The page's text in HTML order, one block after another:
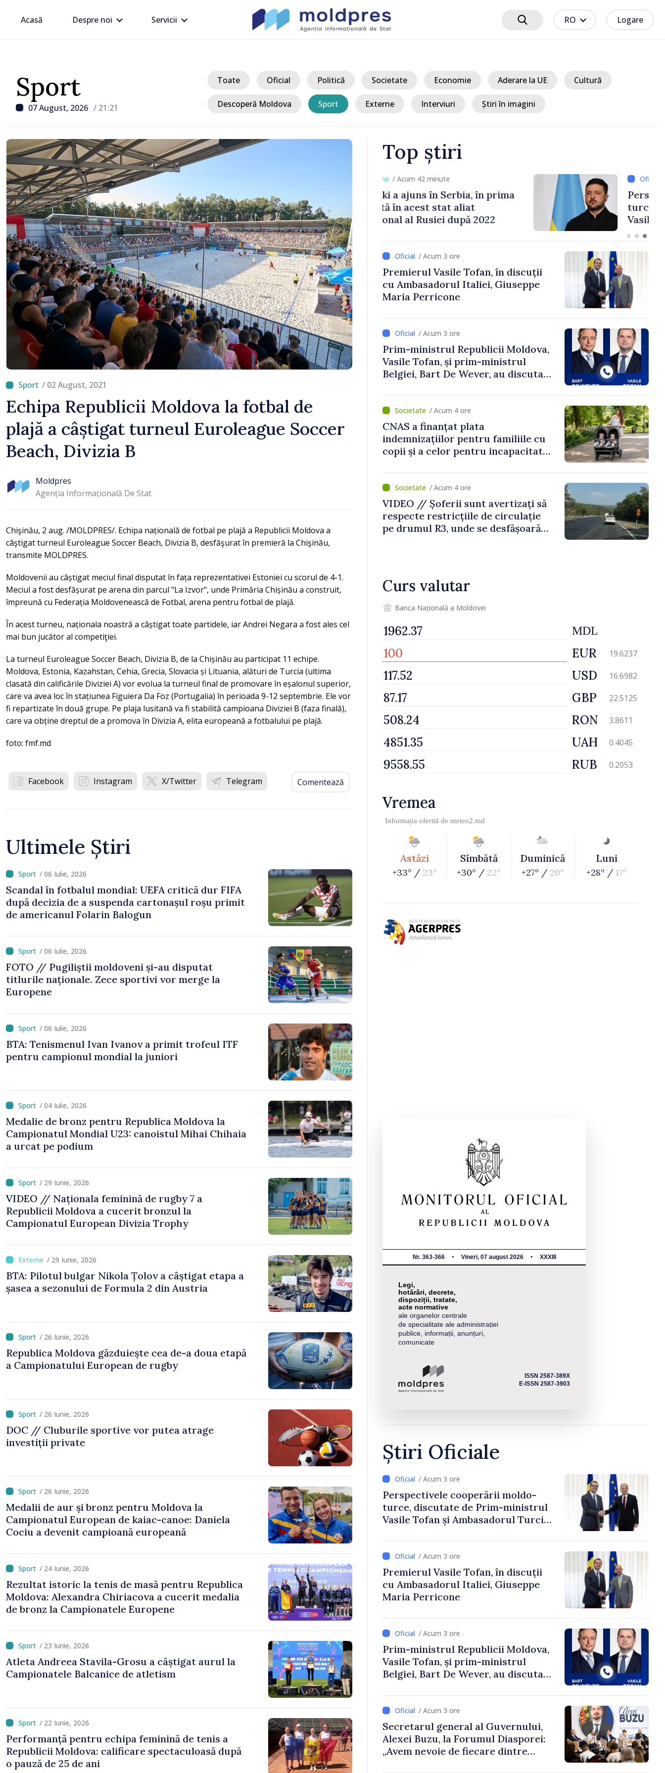
Acasă Despre noi Servicii RO Logare
Sport
07 August, 2026 / 21:21
Toate Oficial Politică Societate Economie Aderare la UE Cultură
Descoperă Moldova Sport Externe Interviuri Știri în imagini
/ 02 August, 2021
Echipa Republicii Moldova la fotbal de
plajă a câștigat turneul Euroleague Soccer
Beach, Divizia B
Moldpres
Agenția Informațională De Stat
Chişinău, 2 aug. /MOLDPRES/. Echipa națională de fotbal pe plajă a Republicii Moldova a
câştigat turneul Euroleague Soccer Beach, Divizia B, desfăşurat în premieră la Chişinău,
transmite MOLDPRES.
Moldovenii au câștigat meciul final disputat în fața reprezentativei Estoniei cu scorul de 4-1.
Meciul a fost desfășurat pe arena din parcul "La Izvor", unde Primăria Chișinău a construit,
împreună cu Federația Moldovenească de Fotbal, arena pentru fotbal de plajă.
În acest turneu, naționala noastră a câștigat toate partidele, iar Andrei Negara a fost ales cel
mai bun jucător al competiţiei.
La turneul Euroleague Soccer Beach, Divizia B, de la Chișinău au participat 11 echipe.
Moldova, Estonia, Kazahstan, Cehia, Grecia, Slovacia și Lituania, alături de Turcia (ultima
clasată din calificările Diviziei A) vor evolua la turneul final de promovare în eșalonul superior,
care va avea loc în stațiunea Figuiera Da Foz (Portugalia) în perioada 9-12 septembrie. Ele vor
fi repartizate în două grupe. Pe plaja lusitană va fi stabilită campioana Diviziei B (faza finală),
care va obține dreptul de a promova în Divizia A, elita europeană a fotbalului pe plajă.
foto: fmf.md
Facebook Instagram X/Twitter Telegram Comentează
Ultimele Știri
/ 06 Iulie, 2026
Scandal în fotbalul mondial: UEFA critică dur FIFA
după decizia de a suspenda cartonașul roșu primit
de americanul Folarin Balogun
/ 06 Iulie, 2026
FOTO // Pugiliștii moldoveni și-au disputat
titlurile naționale. Zece sportivi vor merge la
Europene
/ 06 Iulie, 2026
BTA: Tenismenul Ivan Ivanov a primit trofeul ITF
pentru campionul mondial la juniori
/ 04 Iulie, 2026
Medalie de bronz pentru Republica Moldova la
Campionatul Mondial U23: canoistul Mihai Chihaia
a urcat pe podium
/ 29 Iunie, 2026
VIDEO // Naționala feminină de rugby 7 a
Republicii Moldova a cucerit bronzul la
Campionatul European Divizia Trophy
/ 29 Iunie, 2026
BTA: Pilotul bulgar Nikola Țolov a câștigat etapa a
șasea a sezonului de Formula 2 din Austria
/ 26 Iunie, 2026
Republica Moldova găzduiește cea de-a doua etapă
a Campionatului European de rugby
/ 26 Iunie, 2026
DOC // Cluburile sportive vor putea atrage
investiții private
/ 26 Iunie, 2026
Medalii de aur și bronz pentru Moldova la
Campionatul European de kaiac-canoe: Daniela
Cociu a devenit campioană europeană
/ 24 Iunie, 2026
Rezultat istoric la tenis de masă pentru Republica
Moldova: Alexandra Chiriacova a cucerit medalia
de bronz la Campionatele Europene
/ 23 Iunie, 2026
Atleta Andreea Stavila-Grosu a câștigat aurul la
Campionatele Balcanice de atletism
/ 22 Iunie, 2026
Performanță pentru echipa feminină de tenis a
Republicii Moldova: calificare spectaculoasă după
o pauză de 25 de ani
Top știri
/ Acum 42 minute
Zelenski a ajuns în Serbia, în prima
sa vizită în acest stat aliat
tradițional al Rusiei după 2022
/ Acum 3 ore
Perspectivele cooperării moldo-
turce, discutate de Prim-ministrul
Vasile Tofan și Ambasadorul Turciei,
/ Acum 3 ore
Premierul Vasile Tofan, în discuții
cu Ambasadorul Italiei, Giuseppe
Maria Perricone
/ Acum 3 ore
Prim-ministrul Republicii Moldova,
Vasile Tofan, și prim-ministrul
Belgiei, Bart De Wever, au discutat
/ Acum 4 ore
CNAS a finanțat plata
indemnizațiilor pentru familiile cu
copii și a celor pentru incapacitate
/ Acum 4 ore
VIDEO // Șoferii sunt avertizați să
respecte restricțiile de circulație
pe drumul R3, unde se desfășoară
Curs valutar
Banca Națională a Moldovei
MDL
EUR 19.6237
USD 16.6982
GBP 22.5125
RON 3.8611
UAH 0.4045
RUB 0.2053
Vremea
Informația oferită de meteo2.md
Astăzi
+33° / 23°
Sîmbătă
+30° / 22°
Duminică
+27° / 20°
Luni
+28° / 17°
Nr. 363-366 Vineri, 07 august 2026 XXXIII
Legi,
hotărâri, decrete,
dispoziții, tratate,
acte normative
ale organelor centrale
de specialitate ale administrației
publice, informații, anunțuri,
comunicate
ISSN 2587-389X
E-ISSN 2587-3903
Știri Oficiale
/ Acum 3 ore
Perspectivele cooperării moldo-
turce, discutate de Prim-ministrul
Vasile Tofan și Ambasadorul Turciei,
/ Acum 3 ore
Premierul Vasile Tofan, în discuții
cu Ambasadorul Italiei, Giuseppe
Maria Perricone
/ Acum 3 ore
Prim-ministrul Republicii Moldova,
Vasile Tofan, și prim-ministrul
Belgiei, Bart De Wever, au discutat
/ Acum 3 ore
Secretarul general al Guvernului,
Alexei Buzu, la Forumul Diasporei:
„Avem nevoie de fiecare dintre